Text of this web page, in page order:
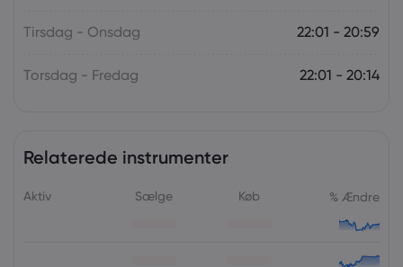
Tirsdag - Onsdag 22:01 - 20:59
Torsdag - Fredag 22:01 - 20:14
Relaterede instrumenter
Aktiv Sælge Køb % Ændre